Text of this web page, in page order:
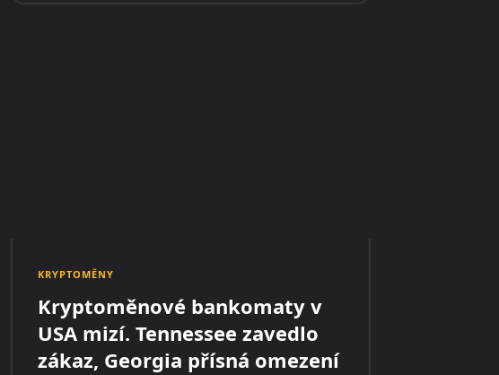
KRYPTOMĚNY
Kryptoměnové bankomaty v
USA mizí. Tennessee zavedlo
zákaz, Georgia přísná omezení